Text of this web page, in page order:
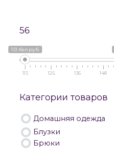
56
113 бел.руб.
113 125 136 148
Категории товаров
Домашняя одежда
Блузки
Брюки